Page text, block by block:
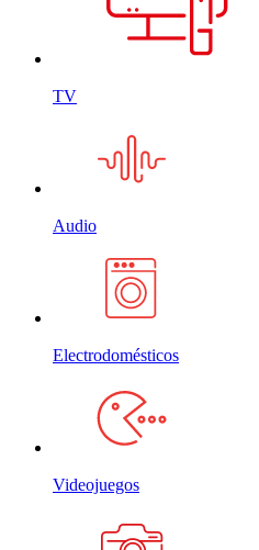
TV
Audio
Electrodomésticos
Videojuegos